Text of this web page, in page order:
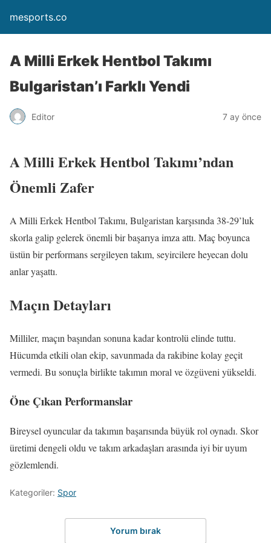
mesports.co
A Milli Erkek Hentbol Takımı
Bulgaristan’ı Farklı Yendi
Editor 7 ay önce
A Milli Erkek Hentbol Takımı’ndan
Önemli Zafer
A Milli Erkek Hentbol Takımı, Bulgaristan karşısında 38-29’luk
skorla galip gelerek önemli bir başarıya imza attı. Maç boyunca
üstün bir performans sergileyen takım, seyircilere heyecan dolu
anlar yaşattı.
Maçın Detayları
Milliler, maçın başından sonuna kadar kontrolü elinde tuttu.
Hücumda etkili olan ekip, savunmada da rakibine kolay geçit
vermedi. Bu sonuçla birlikte takımın moral ve özgüveni yükseldi.
Öne Çıkan Performanslar
Bireysel oyuncular da takımın başarısında büyük rol oynadı. Skor
üretimi dengeli oldu ve takım arkadaşları arasında iyi bir uyum
gözlemlendi.
Kategoriler: Spor
Yorum bırak